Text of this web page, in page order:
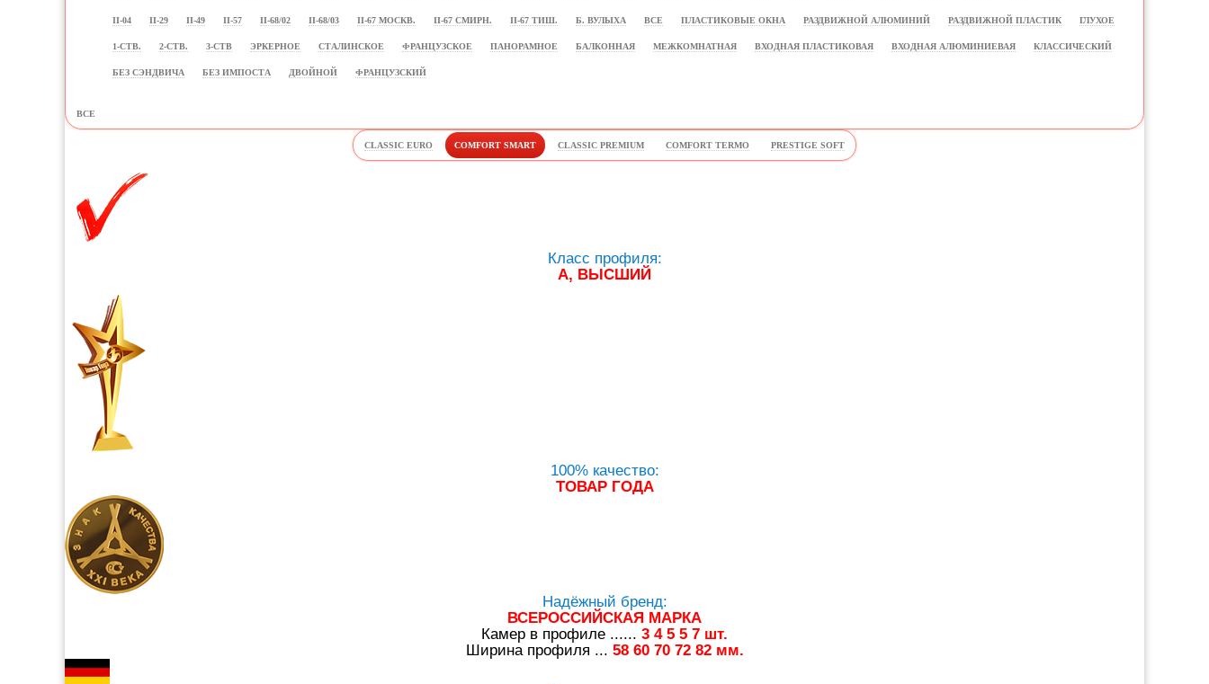
II-04 II-29 II-49 II-57 II-68/02 II-68/03 II-67 МОСКВ. II-67 СМИРН. II-67 ТИШ. Б. ВУЛЫХА ВСЕ ПЛАСТИКОВЫЕ ОКНА РАЗДВИЖНОЙ АЛЮМИНИЙ РАЗДВИЖНОЙ ПЛАСТИК ГЛУХОЕ
1-СТВ. 2-СТВ. 3-СТВ ЭРКЕРНОЕ СТАЛИНСКОЕ ФРАНЦУЗСКОЕ ПАНОРАМНОЕ БАЛКОННАЯ МЕЖКОМНАТНАЯ ВХОДНАЯ ПЛАСТИКОВАЯ ВХОДНАЯ АЛЮМИНИЕВАЯ КЛАССИЧЕСКИЙ
БЕЗ СЭНДВИЧА БЕЗ ИМПОСТА ДВОЙНОЙ ФРАНЦУЗСКИЙ
ВСЕ
CLASSIC EURO COMFORT SMART CLASSIC PREMIUM COMFORT TERMO PRESTIGE SOFT
Класс профиля:
А, ВЫСШИЙ
100% качество:
ТОВАР ГОДА
Надёжный бренд:
ВСЕРОССИЙСКАЯ МАРКА
Камер в профиле ...... 3 4 5 5 7 шт.
Ширина профиля ... 58 60 70 72 82мм.